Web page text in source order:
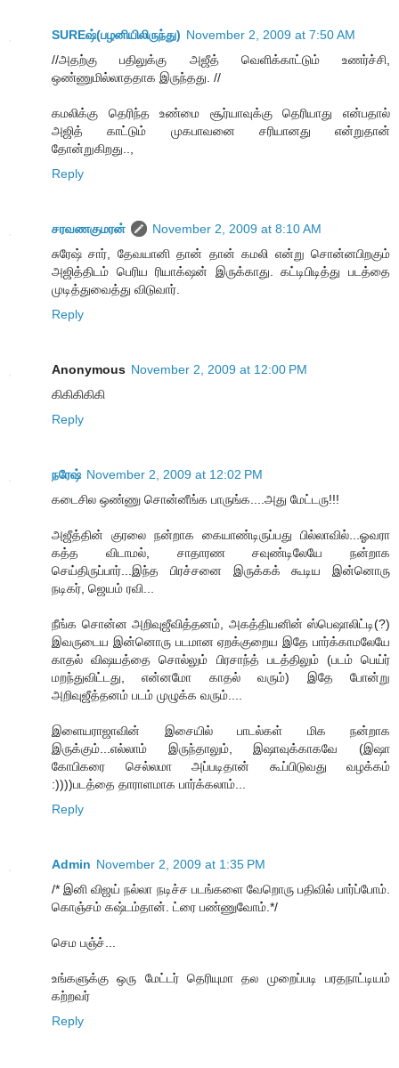
SUREஷ்(பழனியிலிருந்து) November 2, 2009 at 7:50 AM
//அதற்கு பதிலுக்கு அஜீத் வெளிக்காட்டும் உணர்ச்சி,
ஒண்ணுமில்லாததாக இருந்தது. //
கமலிக்கு தெரிந்த உண்மை சூர்யாவுக்கு தெரியாது என்பதால்
அஜித் காட்டும் முகபாவனை சரியானது என்றுதான்
தோன்றுகிறது..,
Reply
சரவணகுமரன்
November 2, 2009 at 8:10 AM
சுரேஷ் சார், தேவயானி தான் தான் கமலி என்று சொன்னபிறகும்
அஜித்திடம் பெரிய ரியாக்‌ஷன் இருக்காது. கட்டிபிடித்து படத்தை
முடித்துவைத்து விடுவார்.
Reply
Anonymous November 2, 2009 at 12:00 PM
கிகிகிகிகி
Reply
நரேஷ் November 2, 2009 at 12:02 PM
கடைசில ஒண்ணு சொன்னீங்க பாருங்க....அது மேட்டரு!!!
அஜீத்தின் குரலை நன்றாக கையாண்டிருப்பது பில்லாவில்...ஓவரா
கத்த விடாமல், சாதாரண சவுண்டிலேயே நன்றாக
செய்திருப்பார்...இந்த பிரச்சனை இருக்கக் கூடிய இன்னொரு
நடிகர், ஜெயம் ரவி...
நீங்க சொன்ன அறிவுஜீவித்தனம், அகத்தியனின் ஸ்பெஷாலிட்டி(?)
இவருடைய இன்னொரு படமான ஏறக்குறைய இதே பார்க்காமலேயே
காதல் விஷயத்தை சொல்லும் பிரசாந்த் படத்திலும் (படம் பெய்ர்
மறந்துவிட்டது, என்னமோ காதல் வரும்) இதே போன்று
அறிவுஜீத்தனம் படம் முழுக்க வரும்....
இளையராஜாவின் இசையில் பாடல்கள் மிக நன்றாக
இருக்கும்...எல்லாம் இருந்தாலும், இஷாவுக்காகவே (இஷா
கோபிகரை செல்லமா அப்படிதான் கூப்பிடுவது வழக்கம்
:))))படத்தை தாராளமாக பார்க்கலாம்...
Reply
Admin November 2, 2009 at 1:35 PM
/* இனி விஜய் நல்லா நடிச்ச படங்களை வேறொரு பதிவில் பார்ப்போம்.
கொஞ்சம் கஷ்டம்தான். ட்ரை பண்ணுவோம்.*/
செம பஞ்ச்...
உங்களுக்கு ஒரு மேட்டர் தெரியுமா தல முறைப்படி பரதநாட்டியம்
கற்றவர்
Reply